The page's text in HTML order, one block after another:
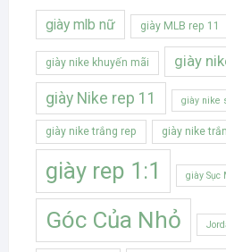
giày mlb nữ giày MLB rep 11
giày nike khuyến mãi giày
giày Nike rep 11 giày nike
giày nike trắng rep giày nike
giày rep 1:1 giày Sục
Góc Của Nhỏ